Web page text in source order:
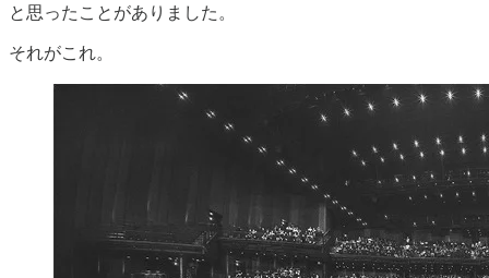
と思ったことがありました。
それがこれ。